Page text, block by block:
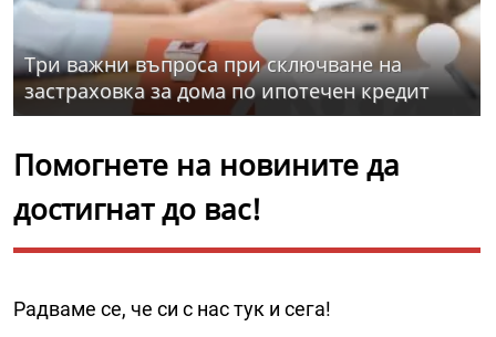
Три важни въпроса при сключване на
застраховка за дома по ипотечен кредит
Помогнете на новините да
достигнат до вас!
Радваме се, че си с нас тук и сега!